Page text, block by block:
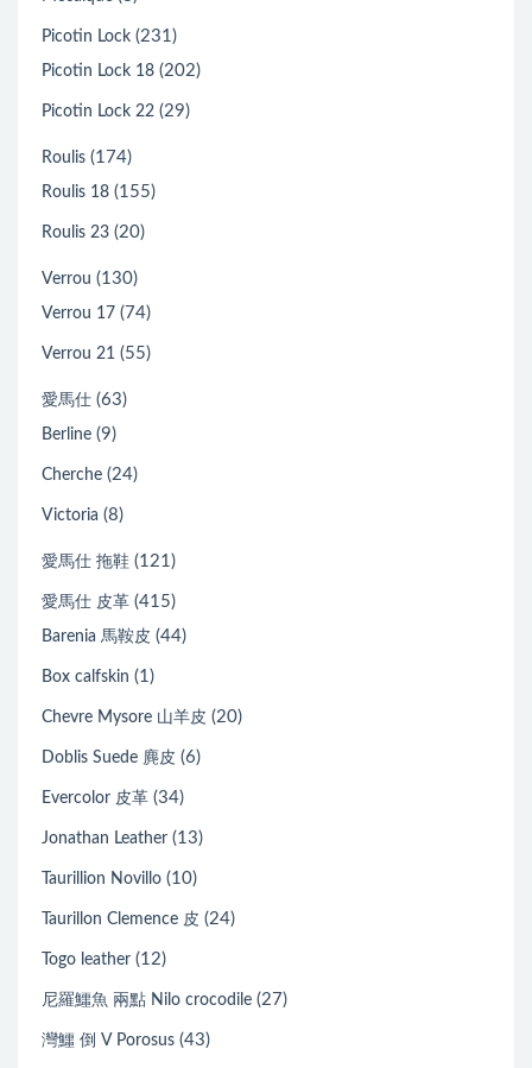
Picotin Lock (231)
Picotin Lock 18 (202)
Picotin Lock 22 (29)
Roulis (174)
Roulis 18 (155)
Roulis 23 (20)
Verrou (130)
Verrou 17 (74)
Verrou 21 (55)
愛馬仕 (63)
Berline (9)
Cherche (24)
Victoria (8)
愛馬仕 拖鞋 (121)
愛馬仕 皮革 (415)
Barenia 馬鞍皮 (44)
Box calfskin (1)
Chevre Mysore 山羊皮 (20)
Doblis Suede 麂皮 (6)
Evercolor 皮革 (34)
Jonathan Leather (13)
Taurillion Novillo (10)
Taurillon Clemence 皮 (24)
Togo leather (12)
尼羅鱷魚 兩點 Nilo crocodile (27)
灣鱷 倒 V Porosus (43)